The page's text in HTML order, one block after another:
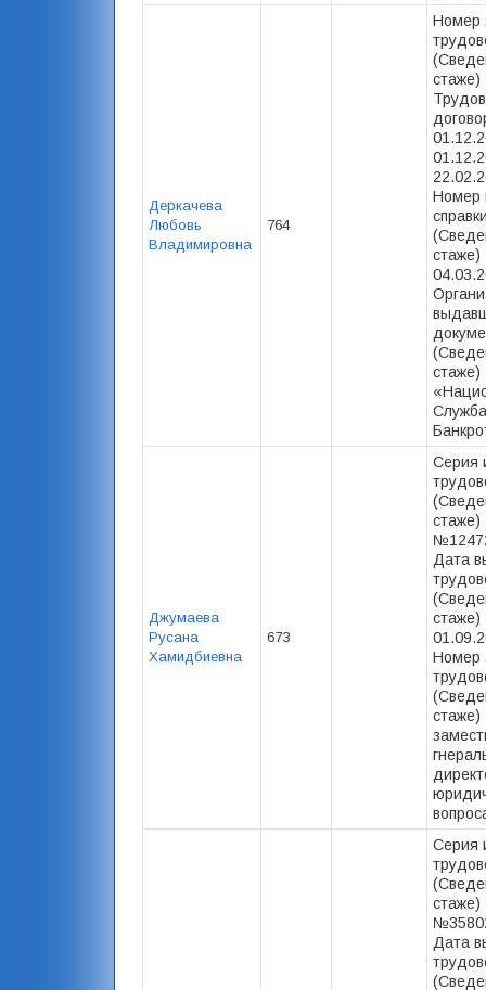
Деркачева
Любовь
Владимировна
764
Номер
стаже)
Номер
стаже)
Служба
Джумаева
Русана
Хамидбиевна
673
Серия
стаже)
Дата
стаже)
Номер
стаже)
Серия
стаже)
Дата